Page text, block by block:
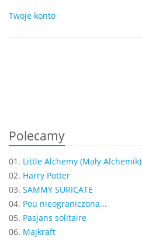
Twoje konto
Polecamy
01. Little Alchemy (Mały Alchemik)
02. Harry Potter
03. SAMMY SURICATE
04. Pou nieograniczona...
05. Pasjans solitaire
06. Majkraft